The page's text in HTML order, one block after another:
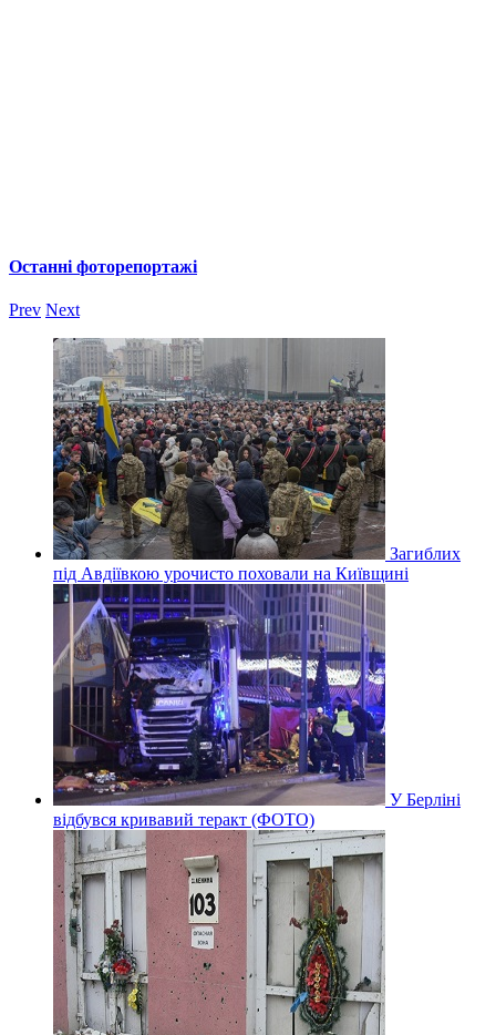
Останні фоторепортажі
Prev Next
Загиблих
під Авдіївкою урочисто поховали на Київщині
У Берліні
відбувся кривавий теракт (ФОТО)